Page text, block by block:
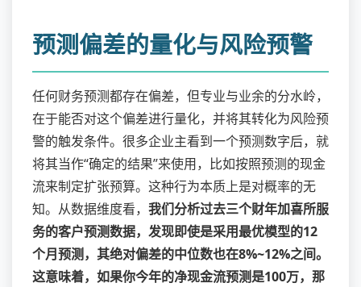
预测偏差的量化与风险预警
任何财务预测都存在偏差，但专业与业余的分水岭，
在于能否对这个偏差进行量化，并将其转化为风险预
警的触发条件。很多企业主看到一个预测数字后，就
将其当作“确定的结果”来使用，比如按照预测的现金
流来制定扩张预算。这种行为本质上是对概率的无
知。从数据维度看， 我们分析过去三个财年加喜所服
务的客户预测数据，发现即使是采用最优模型的12
个月预测，其绝对偏差的中位数也在8%~12%之间。
这意味着，如果你今年的净现金流预测是100万，那